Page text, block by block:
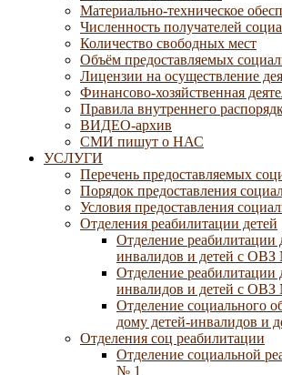
Материально-техническое
Численность получателей
Количество свободных мест
Объём предоставляемых
Лицензии на осуществление
Финансово-хозяйственная
Правила внутреннего
ВИДЕО-архив
СМИ пишут о НАС
УСЛУГИ
Перечень предоставляемых
Порядок предоставления
Условия предоставления
Отделения реабилитации детей
Отделение реабилитации
инвалидов и детей с ОВЗ
Отделение реабилитации
инвалидов и детей с
Отделение социального
дому детей-инвалидов и
Отделения соц реабилитации
Отделение социальной
№ 1